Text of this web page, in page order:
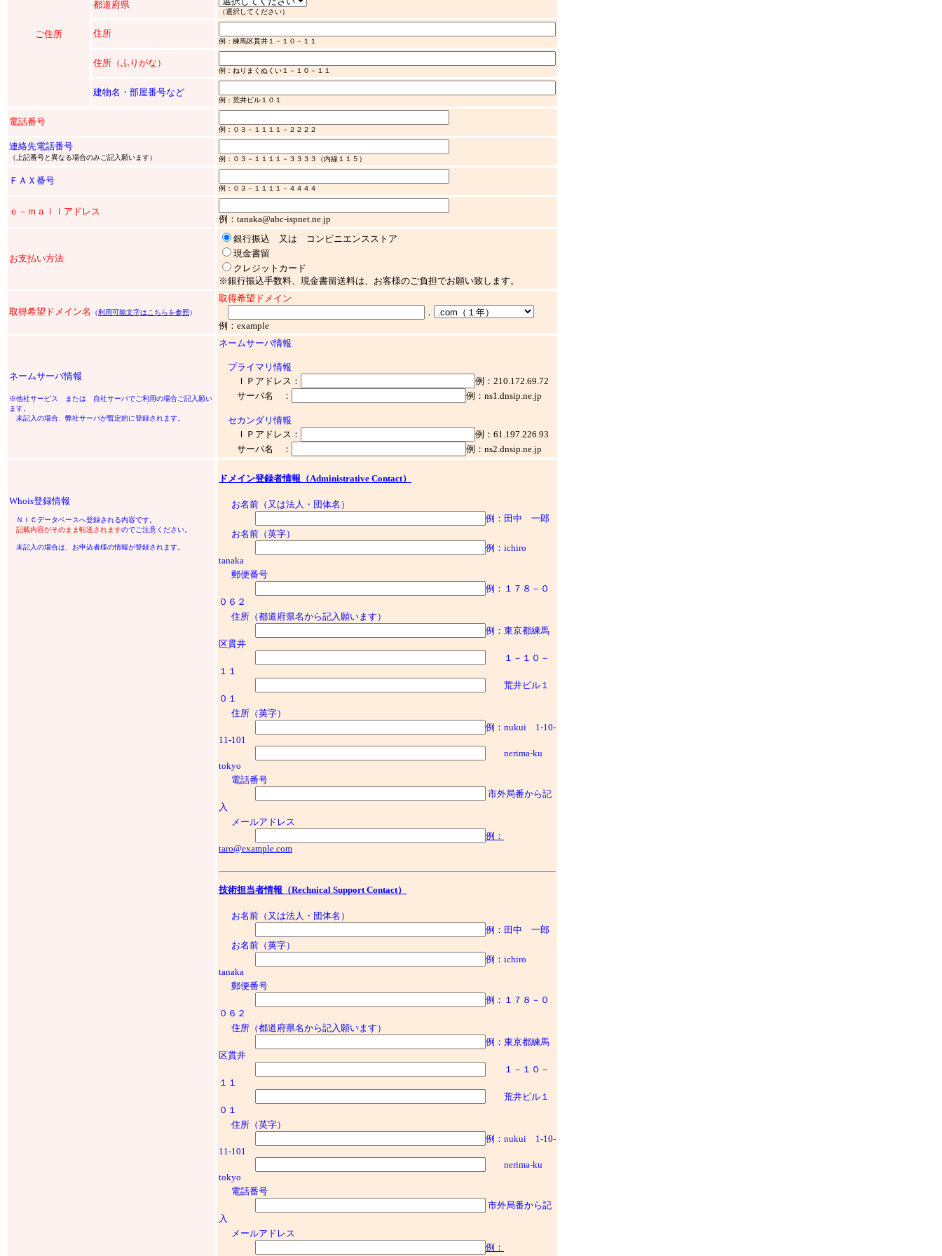
ご住所
都道府県
（選択してください）
住所
例：練馬区貫井１－１０－１１
住所（ふりがな）
例：ねりまくぬくい１－１０－１１
建物名・部屋番号など
例：荒井ビル１０１
電話番号
例：０３－１１１１－２２２２
連絡先電話番号
（上記番号と異なる場合のみご記入願います） 例：０３－１１１１－３３３３（内線１１５）
ＦＡＸ番号
例：０３－１１１１－４４４４
ｅ－ｍａｉｌアドレス
例：tanaka@abc-ispnet.ne.jp
お支払い方法
銀行振込 又は コンビニエンスストア
現金書留
クレジットカード
※銀行振込手数料、現金書留送料は、お客様のご負担でお願い致します。
取得希望ドメイン名 （利用可能文字はこちらを参照）
取得希望ドメイン
．
例：example
ネームサーバ情報
※他社サービス または 自社サーバでご利用の場合ご記入願い
ます。
未記入の場合、弊社サーバが暫定的に登録されます。
ネームサーバ情報
プライマリ情報
ＩＰアドレス：
例：210.172.69.72
サーバ名 ：
例：ns1.dnsip.ne.jp
セカンダリ情報
ＩＰアドレス：
例：61.197.226.93
サーバ名 ：
例：ns2.dnsip.ne.jp
Whois登録情報
ＮＩＣデータベースへ登録される内容です。
記載内容がそのまま転送されますのでご注意ください。
未記入の場合は、お申込者様の情報が登録されます。
ドメイン登録者情報（Administrative Contact）
お名前（又は法人・団体名）
例：田中 一郎
お名前（英字）
例：ichiro
tanaka
郵便番号
例：１７８－０
０６２
住所（都道府県名から記入願います）
例：東京都練馬
区貫井
１－１０－
１１
荒井ビル１
０１
住所（英字）
例：nukui 1-10-
11-101
nerima-ku
tokyo
電話番号
市外局番から記
入
メールアドレス
例：
taro@example.com
技術担当者情報（Rechnical Support Contact）
お名前（又は法人・団体名）
例：田中 一郎
お名前（英字）
例：ichiro
tanaka
郵便番号
例：１７８－０
０６２
住所（都道府県名から記入願います）
例：東京都練馬
区貫井
１－１０－
１１
荒井ビル１
０１
住所（英字）
例：nukui 1-10-
11-101
nerima-ku
tokyo
電話番号
市外局番から記
入
メールアドレス
例：